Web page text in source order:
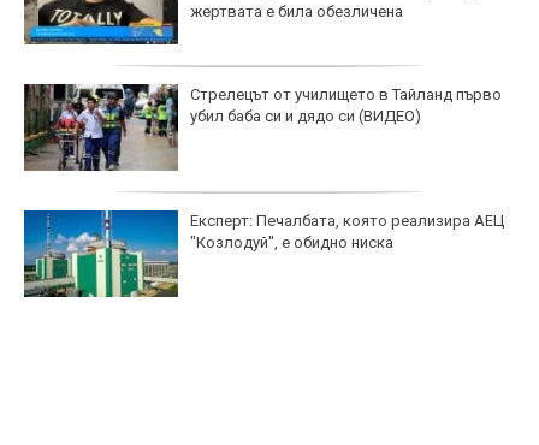
жертвата е била обезличена
Стрелецът от училището в Тайланд първо
убил баба си и дядо си (ВИДЕО)
Експерт: Печалбата, която реализира АЕЦ
"Козлодуй", е обидно ниска